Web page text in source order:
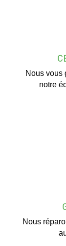
Nous vous
notre
Nous